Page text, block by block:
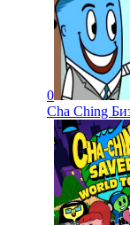
0
Cha Ching